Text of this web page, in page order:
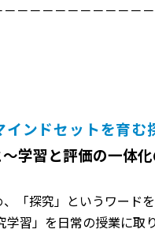
－－－－－－－－－－
ンドセットを育む
学習と評価の一体
「探究」というワード
習」を日常の授業に